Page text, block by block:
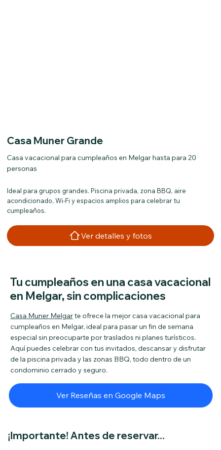
Casa Muner Grande
Casa vacacional para cumpleaños en Melgar hasta para 20
personas
Ideal para grupos grandes. Piscina privada, zona BBQ, aire
acondicionado, Wi-Fi y espacios amplios para celebrar tu
cumpleaños.
Ver detalles y fotos
Tu cumpleaños en una casa vacacional
en Melgar, sin complicaciones
Casa Muner Melgarte ofrece la mejor casa vacacional para
cumpleaños en Melgar, ideal para pasar un fin de semana
especial sin preocuparte por traslados ni planes turísticos.
Aquí puedes celebrar con tus invitados, descansar y disfrutar
de la piscina privada y las zonas BBQ, todo dentro de un
condominio cerrado y seguro.
Ver Reseñas en Google Maps
¡Importante! Antes de reservar...